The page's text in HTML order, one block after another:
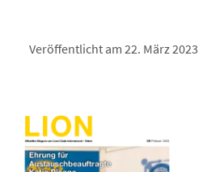
Veröffentlicht am 22. März 2023